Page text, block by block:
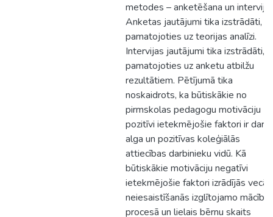
metodes – anketēšana un intervija.
Anketas jautājumi tika izstrādāti,
pamatojoties uz teorijas analīzi.
Intervijas jautājumi tika izstrādāti,
pamatojoties uz anketu atbilžu
rezultātiem. Pētījumā tika
noskaidrots, ka būtiskākie no
pirmskolas pedagogu motivāciju
pozitīvi ietekmējošie faktori ir
alga un pozitīvas koleģiālās
attiecības darbinieku vidū. Kā
būtiskākie motivāciju negatīvi
ietekmējošie faktori izrādījās
neiesaistīšanās izglītojamo mācību
procesā un lielais bērnu skaits